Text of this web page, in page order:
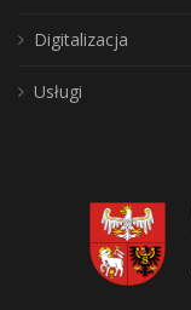
Digitalizacja
Usługi